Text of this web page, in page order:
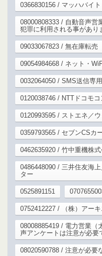
0366830156 / マッハバイト
08000808333 / 自動音声営
犯罪に利用される事があり
09033067823 / 無在庫転売
09054984668 / ネット・
0032064050 / SMS送信専
0120038746 / NTTドコモ
0120993595 / ストエネ／
0359793565 / セブンCSカ
0462635920 / 竹中重機株
0486448090 / 三井住友海
ター
0525891151
0752412227 / （株）アー
08008885419 / 電力営業（
声アンケートは注意が必要
08020590788 / 注意が必要